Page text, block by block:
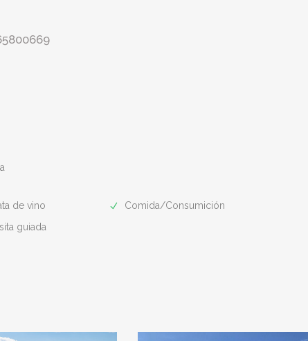
de vino
Comida/Consumición
guiada